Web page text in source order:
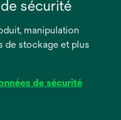
sécurité
manipulation
de stockage et plus
de sécurité